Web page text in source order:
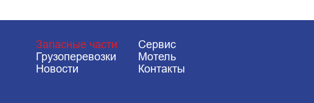
Запасные части
Сервис
Грузоперевозки
Мотель
Новости
Контакты